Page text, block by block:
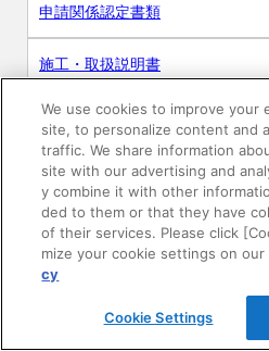
申請関係認定書類
施工・取扱説明書
動画
シミュレーションツール
24時間換気システム〈エアスマ
簡易設計見積ソフト
R&Dセンター環境測定・分析サー
商品マスター申し込み
We use cookies to improve your
site, to personalize content and
traffic. We share information
site with our advertising and
y combine it with other
ded to them or that they have
of their services. Please click
mize your cookie settings on
cy
Cookie Settings